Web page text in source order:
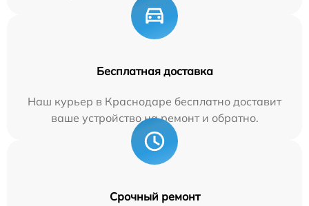
Бесплатная доставка
Наш курьер в Краснодаре бесплатно доставит
ваше устройство на ремонт и обратно.
Срочный ремонт